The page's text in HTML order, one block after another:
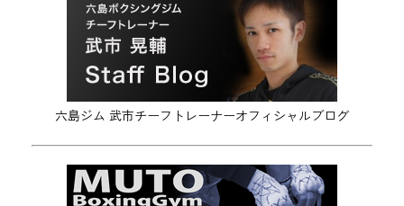
六島ジム 武市チーフトレーナーオフィシャルブログ